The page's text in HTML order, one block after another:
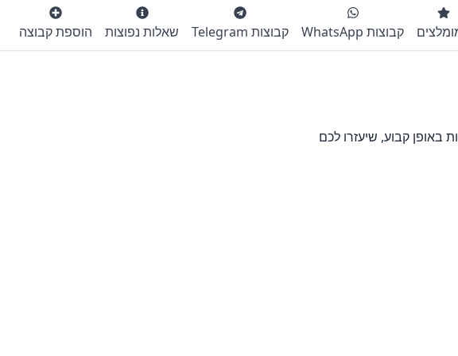
קבוצות WhatsApp קבוצות Telegram שאלות נפוצות הוספת קבוצה
באופן קבוע, שיעזרו לכם